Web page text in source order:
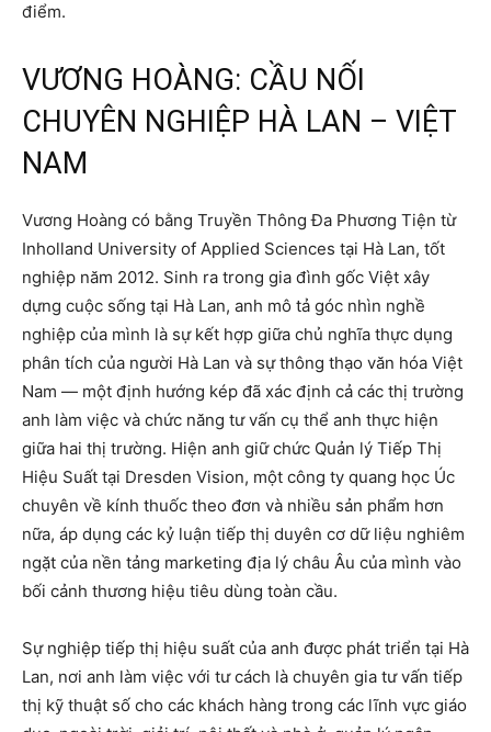
điểm.
VƯƠNG HOÀNG: CẦU NỐI
CHUYÊN NGHIỆP HÀ LAN – VIỆT
NAM
Vương Hoàng có bằng Truyền Thông Đa Phương Tiện từ
Inholland University of Applied Sciences tại Hà Lan, tốt
nghiệp năm 2012. Sinh ra trong gia đình gốc Việt xây
dựng cuộc sống tại Hà Lan, anh mô tả góc nhìn nghề
nghiệp của mình là sự kết hợp giữa chủ nghĩa thực dụng
phân tích của người Hà Lan và sự thông thạo văn hóa Việt
Nam — một định hướng kép đã xác định cả các thị trường
anh làm việc và chức năng tư vấn cụ thể anh thực hiện
giữa hai thị trường. Hiện anh giữ chức Quản lý Tiếp Thị
Hiệu Suất tại Dresden Vision, một công ty quang học Úc
chuyên về kính thuốc theo đơn và nhiều sản phẩm hơn
nữa, áp dụng các kỷ luận tiếp thị duyên cơ dữ liệu nghiêm
ngặt của nền tảng marketing địa lý châu Âu của mình vào
bối cảnh thương hiệu tiêu dùng toàn cầu.
Sự nghiệp tiếp thị hiệu suất của anh được phát triển tại Hà
Lan, nơi anh làm việc với tư cách là chuyên gia tư vấn tiếp
thị kỹ thuật số cho các khách hàng trong các lĩnh vực giáo